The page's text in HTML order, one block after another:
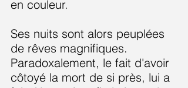
en couleur.
Ses nuits sont alors peuplées
de rêves magnifiques.
Paradoxalement, le fait d'avoir
côtoyé la mort de si près, lui a